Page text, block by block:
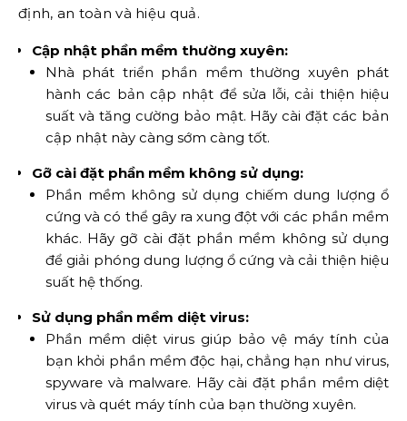
định, an toàn và hiệu quả.
Cập nhật phần mềm thường xuyên:
Nhà phát triển phần mềm thường xuyên phát
hành các bản cập nhật để sửa lỗi, cải thiện hiệu
suất và tăng cường bảo mật. Hãy cài đặt các bản
cập nhật này càng sớm càng tốt.
Gỡ cài đặt phần mềm không sử dụng:
Phần mềm không sử dụng chiếm dung lượng ổ
cứng và có thể gây ra xung đột với các phần mềm
khác. Hãy gỡ cài đặt phần mềm không sử dụng
để giải phóng dung lượng ổ cứng và cải thiện hiệu
suất hệ thống.
Sử dụng phần mềm diệt virus:
Phần mềm diệt virus giúp bảo vệ máy tính của
bạn khỏi phần mềm độc hại, chẳng hạn như virus,
spyware và malware. Hãy cài đặt phần mềm diệt
virus và quét máy tính của bạn thường xuyên.